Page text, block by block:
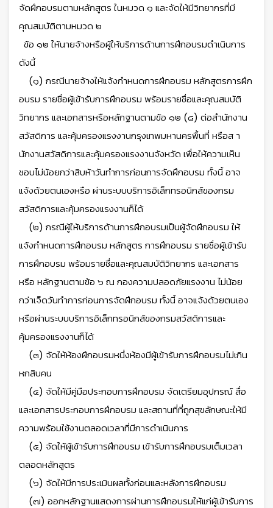
จัดฝึกอบรมตามหลักสูตร ในหมวด ๑ และจัดให้มีวิทยากรที่มี
คุณสมบัติตามหมวด ๒
ข้อ ๑๒ ให้นายจ้างหรือผู้ให้บริการด้านการฝึกอบรมดำเนินการ
ดังนี้
(๑) กรณีนายจ้างให้แจ้งกำหนดการฝึกอบรม หลักสูตรการฝึก
อบรม รายชื่อผู้เข้ารับการฝึกอบรม พร้อมรายชื่อและคุณสมบัติ
วิทยากร และเอกสารหรือหลักฐานตามข้อ ๑๒ (๘) ต่อสำนักงาน
สวัสดิการ และคุ้มครองแรงงานกรุงเทพมหานครพื้นที่ หรือส า
นักงานสวัสดิการและคุ้มครองแรงงานจังหวัด เพื่อให้ความเห็น
ชอบไม่น้อยกว่าสิบห้าวันทำการก่อนการจัดฝึกอบรม ทั้งนี้ อาจ
แจ้งด้วยตนเองหรือ ผ่านระบบบริการอิเล็กทรอนิกส์ของกรม
สวัสดิการและคุ้มครองแรงงานก็ได้
(๒) กรณีผู้ให้บริการด้านการฝึกอบรมเป็นผู้จัดฝึกอบรม ให้
แจ้งกำหนดการฝึกอบรม หลักสูตร การฝึกอบรม รายชื่อผู้เข้ารับ
การฝึกอบรม พร้อมรายชื่อและคุณสมบัติวิทยากร และเอกสาร
หรือ หลักฐานตามข้อ ๖ ณ กองความปลอดภัยแรงงาน ไม่น้อย
กว่าเจ็ดวันทำการก่อนการจัดฝึกอบรม ทั้งนี้ อาจแจ้งด้วยตนเอง
หรือผ่านระบบบริการอิเล็กทรอนิกส์ของกรมสวัสดิการและ
คุ้มครองแรงงานก็ได้
(๓) จัดให้ห้องฝึกอบรมหนึ่งห้องมีผู้เข้ารับการฝึกอบรมไม่เกิน
หกสิบคน
(๔) จัดให้มีคู่มือประกอบการฝึกอบรม จัดเตรียมอุปกรณ์ สื่อ
และเอกสารประกอบการฝึกอบรม และสถานที่ที่ถูกสุขลักษณะให้มี
ความพร้อมใช้งานตลอดเวลาที่มีการดำเนินการ
(๕) จัดให้ผู้เข้ารับการฝึกอบรม เข้ารับการฝึกอบรมเต็มเวลา
ตลอดหลักสูตร
(๖) จัดให้มีการประเมินผลทั้งก่อนและหลังการฝึกอบรม
(๗) ออกหลักฐานแสดงการผ่านการฝึกอบรมให้แก่ผู้เข้ารับการ